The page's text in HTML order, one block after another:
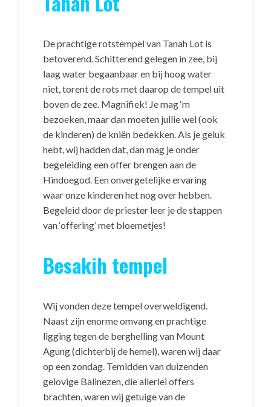
De prachtige rotstempel van Tanah Lot is
betoverend. Schitterend gelegen in zee, bij
laag water begaanbaar en bij hoog water
niet, torent de rots met daarop de tempel uit
boven de zee. Magnifiek! Je mag ‘m
bezoeken, maar dan moeten jullie wel (ook
de kinderen) de kniën bedekken. Als je geluk
hebt, wij hadden dat, dan mag je onder
begeleiding een offer brengen aan de
Hindoegod. Een onvergetelijke ervaring
waar onze kinderen het nog over hebben.
Begeleid door de priester leer je de stappen
van ‘offering’ met bloemetjes!
Besakih tempel
Wij vonden deze tempel overweldigend.
Naast zijn enorme omvang en prachtige
ligging tegen de berghelling van Mount
Agung (dichterbij de hemel), waren wij daar
op een zondag. Temidden van duizenden
gelovige Balinezen, die allerlei offers
brachten, waren wij getuige van de